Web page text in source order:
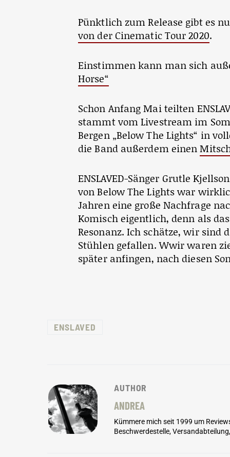
Pünktlich zum Release gibt es
von der Cinematic Tour 2020.
Einstimmen kann man sich
Horse“
Schon Anfang Mai teilten
stammt vom Livestream im
Bergen „Below The Lights“ in
die Band außerdem einen
ENSLAVED-Sänger Grutle
von Below The Lights war
Jahren eine große Nachfrage
Komisch eigentlich, denn als
Resonanz. Ich schätze, wir sind
Stühlen gefallen. Wwir waren
später anfingen, nach diesen
ENSLAVED
AUTHOR
ANDREA
Kümmere mich seit 1999 um
Beschwerdestelle,